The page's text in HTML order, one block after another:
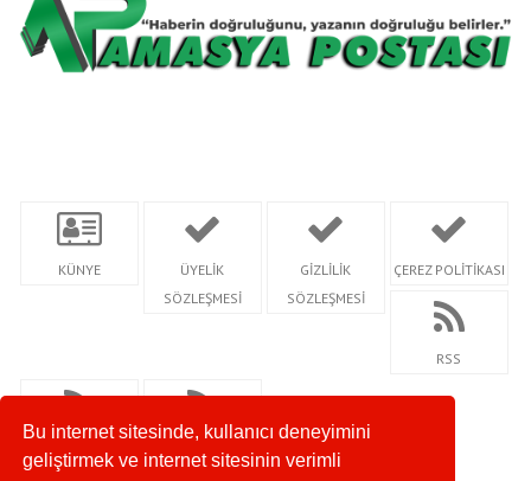
Bu internet sitesinde, kullanıcı deneyimini
geliştirmek ve internet sitesinin verimli
KÜNYE
ÜYELİK
SÖZLEŞMESİ
GİZLİLİK
SÖZLEŞMESİ
ÇEREZ POLİTİKASI
RSS